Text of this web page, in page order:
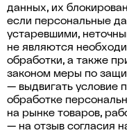
данных, их
если персональные
устаревшими,
не являются
обработки, а также
законом меры по
— выдвигать условие
обработке
на рынке товаров,
— на отзыв согласия